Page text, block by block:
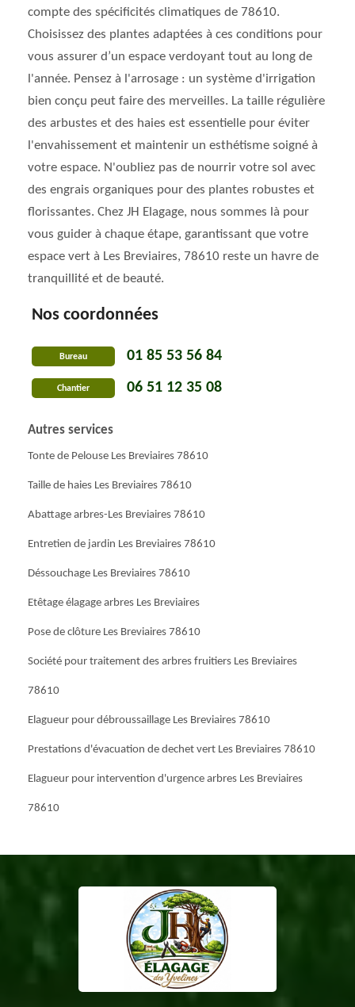
compte des spécificités climatiques de 78610.
Choisissez des plantes adaptées à ces conditions pour
vous assurer d’un espace verdoyant tout au long de
l'année. Pensez à l'arrosage : un système d'irrigation
bien conçu peut faire des merveilles. La taille régulière
des arbustes et des haies est essentielle pour éviter
l'envahissement et maintenir un esthétisme soigné à
votre espace. N'oubliez pas de nourrir votre sol avec
des engrais organiques pour des plantes robustes et
florissantes. Chez JH Elagage, nous sommes là pour
vous guider à chaque étape, garantissant que votre
espace vert à Les Breviaires, 78610 reste un havre de
tranquillité et de beauté.
Nos coordonnées
Bureau 01 85 53 56 84
Chantier 06 51 12 35 08
Autres services
Tonte de Pelouse Les Breviaires 78610
Taille de haies Les Breviaires 78610
Abattage arbres-Les Breviaires 78610
Entretien de jardin Les Breviaires 78610
Déssouchage Les Breviaires 78610
Etêtage élagage arbres Les Breviaires
Pose de clôture Les Breviaires 78610
Société pour traitement des arbres fruitiers Les Breviaires
78610
Elagueur pour débroussaillage Les Breviaires 78610
Prestations d'évacuation de dechet vert Les Breviaires 78610
Elagueur pour intervention d'urgence arbres Les Breviaires
78610